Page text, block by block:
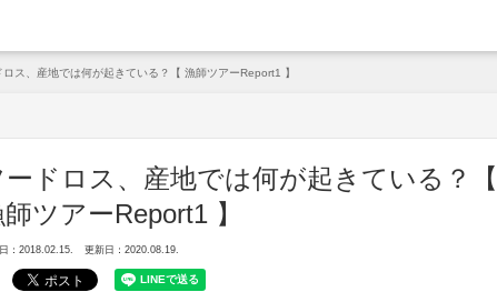
ロス、産地では何が起きている？【 漁師ツアーReport1 】
ードロス、産地では何が起きている？【
ツアーReport1 】
：2018.02.15. 更新日：2020.08.19.